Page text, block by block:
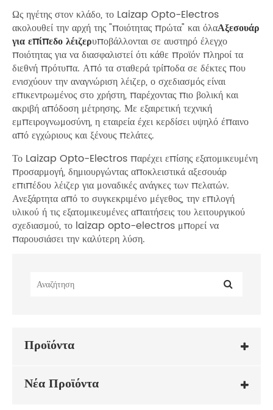
Ως ηγέτης στον κλάδο, το Laizap Opto-Electros
ακολουθεί την αρχή της "ποιότητας πρώτα" και όλαΑξεσουάρ
για επίπεδο λέιζερυποβάλλονται σε αυστηρό έλεγχο
ποιότητας για να διασφαλιστεί ότι κάθε προϊόν πληροί τα
διεθνή πρότυπα. Από τα σταθερά τρίποδα σε δέκτες που
ενισχύουν την αναγνώριση λέιζερ, ο σχεδιασμός είναι
επικεντρωμένος στο χρήστη, παρέχοντας πιο βολική και
ακριβή απόδοση μέτρησης. Με εξαιρετική τεχνική
εμπειρογνωμοσύνη, η εταιρεία έχει κερδίσει υψηλό έπαινο
από εγχώριους και ξένους πελάτες.
Το Laizap Opto-Electros παρέχει επίσης εξατομικευμένη
προσαρμογή, δημιουργώντας αποκλειστικά αξεσουάρ
επιπέδου λέιζερ για μοναδικές ανάγκες των πελατών.
Ανεξάρτητα από το συγκεκριμένο μέγεθος, την επιλογή
υλικού ή τις εξατομικευμένες απαιτήσεις του λειτουργικού
σχεδιασμού, το laizap opto-electros μπορεί να
παρουσιάσει την καλύτερη λύση.
Προϊόντα
Νέα Προϊόντα